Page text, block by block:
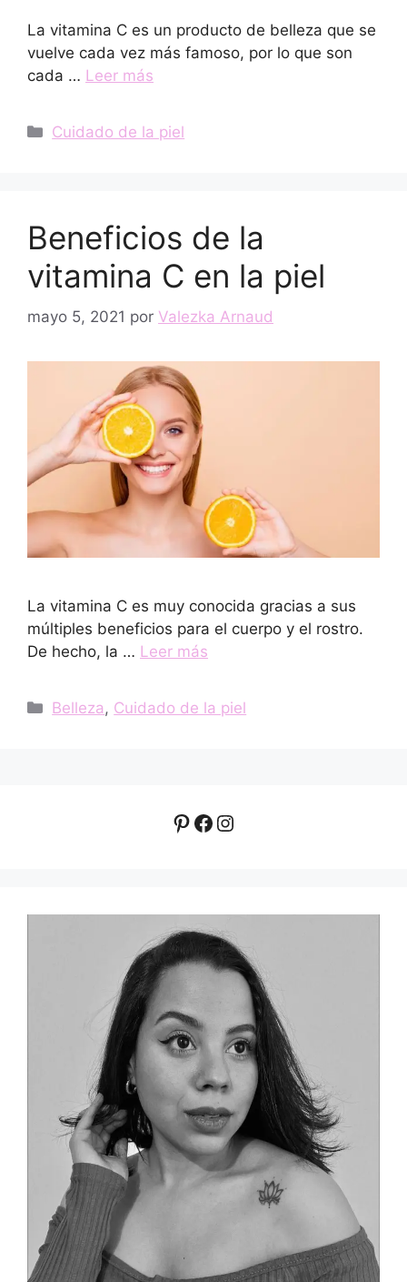
La vitamina C es un producto de belleza que se
vuelve cada vez más famoso, por lo que son
cada … Leer más
Categorías
Cuidado de la piel
Beneficios de la
vitamina C en la piel
mayo 5, 2021 por Valezka Arnaud
La vitamina C es muy conocida gracias a sus
múltiples beneficios para el cuerpo y el rostro.
De hecho, la … Leer más
Categorías
Belleza , Cuidado de la piel
Pinterest
Facebook
Instagram